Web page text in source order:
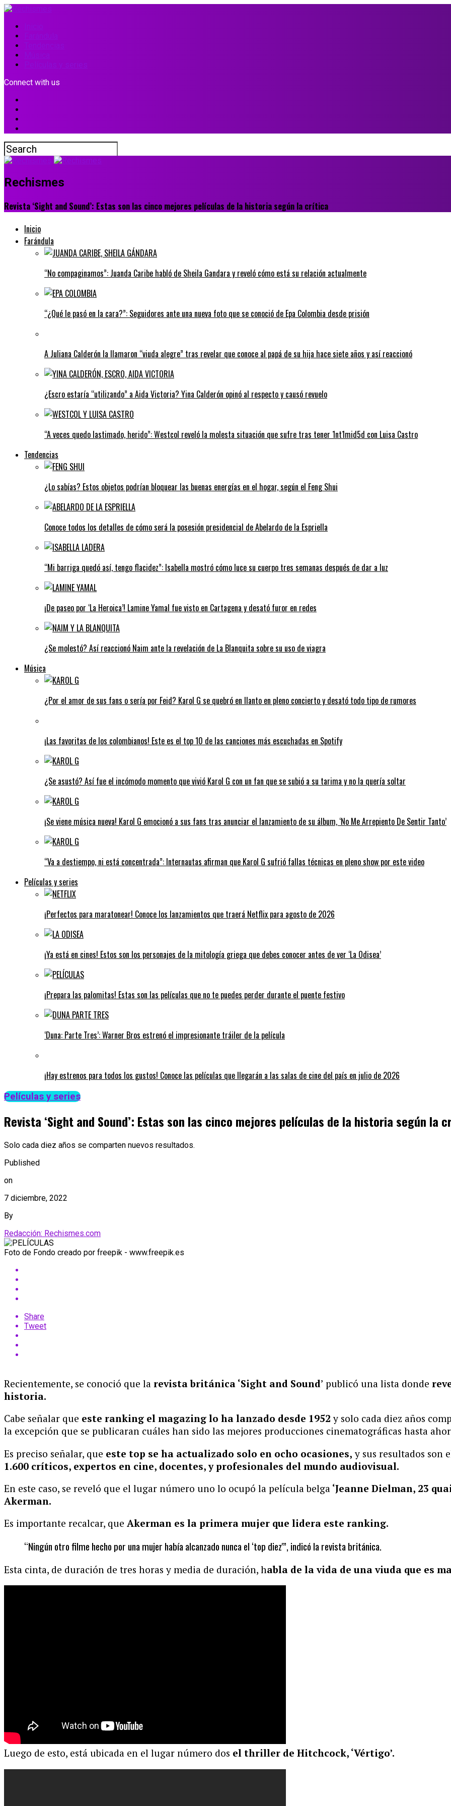
Connect with us
Rechismes
Revista ‘Sight and Sound’: Estas son las cinco mejores películas de la historia según la crítica
Inicio
Farándula
“No compaginamos”: Juanda Caribe habló de Sheila Gandara y reveló cómo está su relación actualmente
“¿Qué le pasó en la cara?”: Seguidores ante una nueva foto que se conoció de Epa Colombia desde prisión
A Juliana Calderón la llamaron “viuda alegre” tras revelar que conoce al papá de su hija hace siete años y así reaccionó
¿Escro estaría “utilizando” a Aida Victoria? Yina Calderón opinó al respecto y causó revuelo
“A veces quedo lastimado, herido”: Westcol reveló la molesta situación que sufre tras tener 1nt1mid5d con Luisa Castro
Tendencias
¿Lo sabías? Estos objetos podrían bloquear las buenas energías en el hogar, según el Feng Shui
Conoce todos los detalles de cómo será la posesión presidencial de Abelardo de la Espriella
“Mi barriga quedó así, tengo flacidez”: Isabella mostró cómo luce su cuerpo tres semanas después de dar a luz
¡De paseo por ‘La Heroica’! Lamine Yamal fue visto en Cartagena y desató furor en redes
¿Se molestó? Así reaccionó Naim ante la revelación de La Blanquita sobre su uso de viagra
Música
¿Por el amor de sus fans o sería por Feid? Karol G se quebró en llanto en pleno concierto y desató todo tipo de rumores
¡Las favoritas de los colombianos! Este es el top 10 de las canciones más escuchadas en Spotify
¿Se asustó? Así fue el incómodo momento que vivió Karol G con un fan que se subió a su tarima y no la quería soltar
¡Se viene música nueva! Karol G emocionó a sus fans tras anunciar el lanzamiento de su álbum, ‘No Me Arrepiento De Sentir Tanto’
“Va a destiempo, ni está concentrada”: Internautas afirman que Karol G sufrió fallas técnicas en pleno show por este video
Películas y series
¡Perfectos para maratonear! Conoce los lanzamientos que traerá Netflix para agosto de 2026
¡Ya está en cines! Estos son los personajes de la mitología griega que debes conocer antes de ver ‘La Odisea’
¡Prepara las palomitas! Estas son las películas que no te puedes perder durante el puente festivo
‘Duna: Parte Tres’: Warner Bros estrenó el impresionante tráiler de la película
¡Hay estrenos para todos los gustos! Conoce las películas que llegarán a las salas de cine del país en julio de 2026
Películas y series
Revista ‘Sight and Sound’: Estas son las cinco mejores películas de la historia según la
Solo cada diez años se comparten nuevos resultados.
Published
on
7 diciembre, 2022
By
Redacción: Rechismes.com
Foto de Fondo creado por freepik - www.freepik.es
Share
Tweet
Recientemente, se conoció que la revista británica ‘Sight and Sound’ publicó una lista donde
historia.
Cabe señalar que este ranking el magazing lo ha lanzado desde 1952 y solo cada diez años
la excepción que se publicaran cuáles han sido las mejores producciones cinematográficas hasta
Es preciso señalar, que este top se ha actualizado solo en ocho ocasiones, y sus resultados son
1.600 críticos, expertos en cine, docentes, y profesionales del mundo audiovisual.
En este caso, se reveló que el lugar número uno lo ocupó la película belga ‘Jeanne Dielman, 23
Akerman.
Es importante recalcar, que Akerman es la primera mujer que lidera este ranking.
“Ningún otro filme hecho por una mujer había alcanzado nunca el ‘top diez'”, indicó la revista británica.
Esta cinta, de duración de tres horas y media de duración, habla de la vida de una viuda que es
Luego de esto, está ubicada en el lugar número dos el thriller de Hitchcock, ‘Vértigo’.